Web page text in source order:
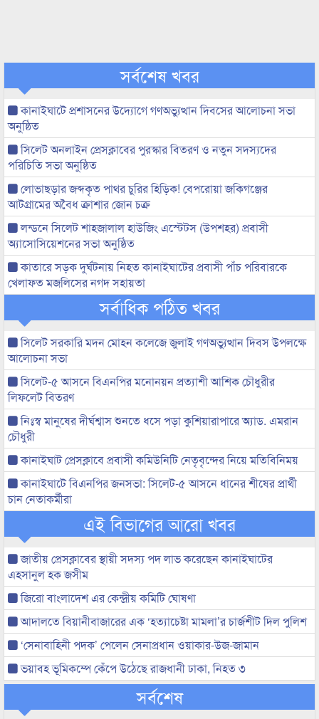
সর্বশেষ খবর
কানাইঘাটে প্রশাসনের উদ্যোগে গণঅভ্যুত্থান দিবসের আলোচনা সভা
অনুষ্ঠিত
সিলেট অনলাইন প্রেসক্লাবের পুরস্কার বিতরণ ও নতুন সদস্যদের
পরিচিতি সভা অনুষ্ঠিত
লোভাছড়ার জব্দকৃত পাথর চুরির হিড়িক! বেপরোয়া জকিগঞ্জের
আটগ্রামের অবৈধ ক্রাশার জোন চক্র
লন্ডনে সিলেট শাহজালাল হাউজিং এস্টেটস (উপশহর) প্রবাসী
অ্যাসোসিয়েশনের সভা অনুষ্ঠিত
কাতারে সড়ক দুর্ঘটনায় নিহত কানাইঘাটের প্রবাসী পাঁচ পরিবারকে
খেলাফত মজলিসের নগদ সহায়তা
সর্বাধিক পঠিত খবর
সিলেট সরকারি মদন মোহন কলেজে জুলাই গণঅভ্যুত্থান দিবস উপলক্ষে
আলোচনা সভা
সিলেট-৫ আসনে বিএনপির মনোনয়ন প্রত্যাশী আশিক চৌধুরীর
লিফলেট বিতরণ
নিঃস্ব মানুষের দীর্ঘশ্বাস শুনতে ধসে পড়া কুশিয়ারাপারে অ্যাড. এমরান
চৌধুরী
কানাইঘাট প্রেসক্লাবে প্রবাসী কমিউনিটি নেতৃবৃন্দের নিয়ে মতিবিনিময়
কানাইঘাটে বিএনপির জনসভা: সিলেট-৫ আসনে ধানের শীষের প্রার্থী
চান নেতাকর্মীরা
এই বিভাগের আরো খবর
জাতীয় প্রেসক্লাবের স্থায়ী সদস্য পদ লাভ করেছেন কানাইঘাটের
এহসানুল হক জসীম
জিরো বাংলাদেশ এর কেন্দ্রীয় কমিটি ঘোষণা
আদালতে বিয়ানীবাজারের এক ‘হত্যাচেষ্টা মামলা’র চার্জশীট দিল পুলিশ
‘সেনাবাহিনী পদক’ পেলেন সেনাপ্রধান ওয়াকার-উজ-জামান
ভয়াবহ ভূমিকম্পে কেঁপে উঠেছে রাজধানী ঢাকা, নিহত ৩
সর্বশেষ